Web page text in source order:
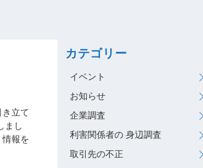
立て
まし
報を
カテゴリー
イベント
お知らせ
企業調査
利害関係者の 身辺調査
取引先の不正